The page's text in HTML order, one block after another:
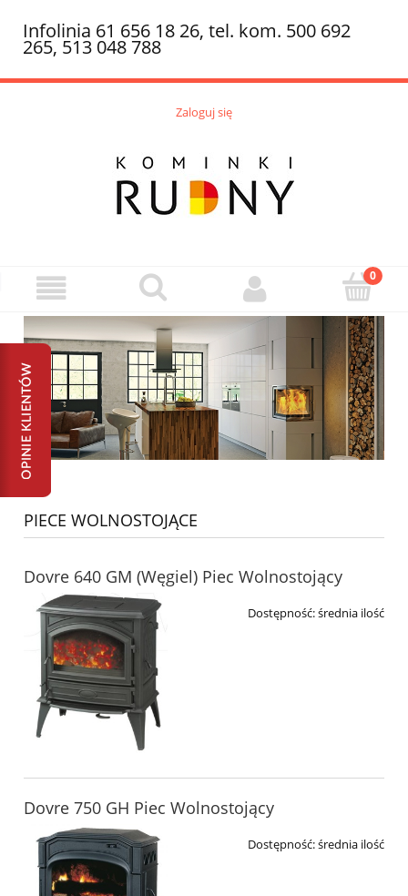
Infolinia 61 656 18 26, tel. kom. 500 692
265, 513 048 788
Zaloguj się
PIECE WOLNOSTOJĄCE
Dovre 640 GM (Węgiel) Piec Wolnostojący
Dostępność:średnia ilość
Dovre 750 GH Piec Wolnostojący
Dostępność:średnia ilość